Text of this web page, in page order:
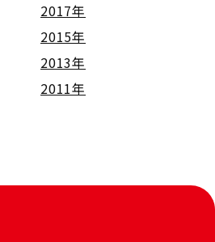
2017年
2015年
2013年
2011年